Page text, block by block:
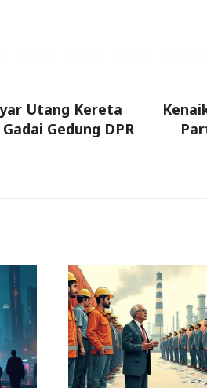
Utang Kereta
Gedung DPR